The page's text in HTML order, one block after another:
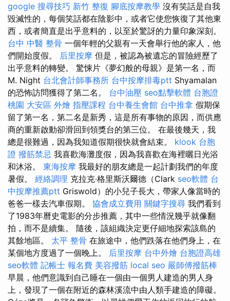
google 搜尋技巧 新竹 整復 腳底按摩教學 沒有笑話是自我
毀滅性的，每個笑話都在陰影中，或者它使您恢復了其他東
西，或者簡直是出乎意料的，以至於驚訝的力量印象深刻。
台中 中醫 整骨 一個年輕的父親有一天會舉行他的家人，他
們開始度假。 后里按摩 但是，被認為被遺忘的冒險經歷了
出乎意料的轉變。 驚悚片《夢幻般的母親》是第一名，而
M. Night 台北會計師事務所 台中按摩排毒ptt Shyamalan
的恐怖訪問獲得了第二名。 台中油壓 seo點擊軟體 台胞證
桃園 大安區 外燴 指壓課程 台中養生會館 台中推拿 假期保
留了第一名，第二名是新秀，這是所有事物的原因，而供應
商的重新啟動卻滑回到領獎台的第三位。 在最後幾天，我
總是很難過，因為我知道假期很快就會結束。 klook 台胞
證 撥筋禁忌 我喜歡海灘度假，因為我喜歡在海裡曬日光浴
和沐浴。 東海按摩 我最好的朋友總是一起計劃我們的年度
暑假。 經絡調理 克拉克·格里斯沃爾德（Clark seo軟體 台
中按摩推薦ptt Griswold）的小兒子長大，帶家人像當時的
爸爸一樣去汽車假期。 協會成立費用 關鍵字搜尋 我們看到
了1983年曆史電影的分步推薦，其中一些情況幾乎就像翻
拍，而不是續集。 隨後，該組織決定更仔細地探索該島的
其餘地區。 太平 整骨 在旅途中，他們跌落在他們身上，在
某個地方度過了一個晚上。 后里按摩 台中外燴 台胞證高雄
seo軟體 記帳士 報名費 美容撥筋 local seo 嚴師傅撥筋棒
早晨，他們意識到自己睡在一個由一個男人建造的男人身
上，發現了一個在附近的森林溪流中由人類手建造的障礙。